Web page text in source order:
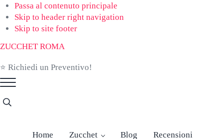
Passa al contenuto principale
Skip to header right navigation
Skip to site footer
ZUCCHET ROMA
⭐ Richiedi un Preventivo!
Menu
Search...
Home Zucchet Blog Recensioni